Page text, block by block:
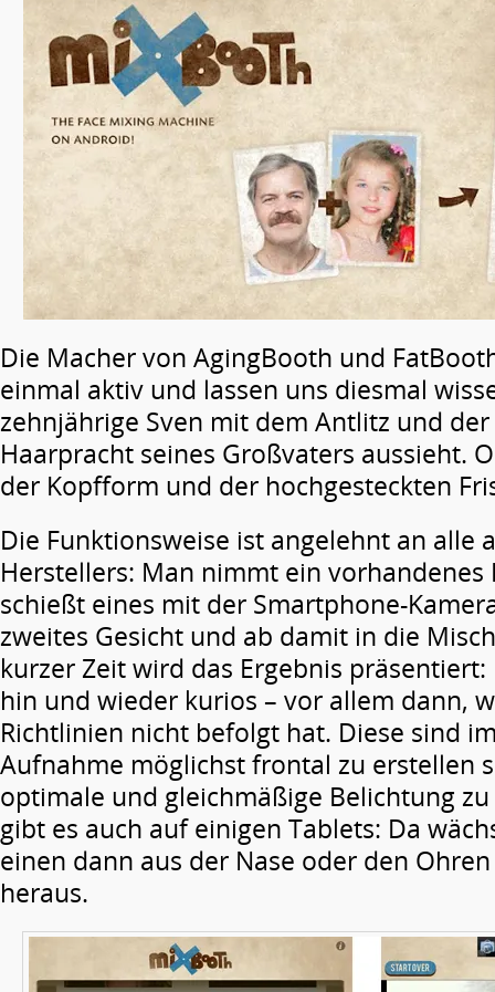
Die Macher von AgingBooth und
einmal aktiv und lassen uns diesmal
zehnjährige Sven mit dem Antlitz und
Haarpracht seines Großvaters aussieht.
der Kopfform und der hochgesteckten
Die Funktionsweise ist angelehnt an alle
Herstellers: Man nimmt ein
schießt eines mit der Smartphone-
zweites Gesicht und ab damit in die
kurzer Zeit wird das Ergebnis
hin und wieder kurios – vor allem dann,
Richtlinien nicht befolgt hat. Diese sind
Aufnahme möglichst frontal zu erstellen
optimale und gleichmäßige Belichtung
gibt es auch auf einigen Tablets: Da
einen dann aus der Nase oder den
heraus.